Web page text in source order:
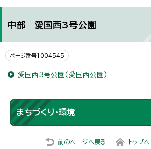
中部 愛国西3号公園
ページ番号1004545
愛国西3号公園（愛国西公園）
まちづくり・環境
前のページへ戻る トップ